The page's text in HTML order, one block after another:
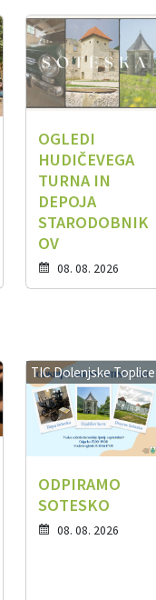
OGLEDI
HUDIČEVEGA
TURNA IN
DEPOJA
STARODOBNIK
OV
08. 08. 2026
TIC Dolenjske Toplice
ODPIRAMO
SOTESKO
08. 08. 2026